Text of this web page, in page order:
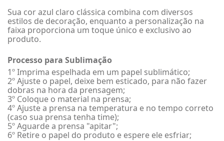
Sua cor azul claro clássica combina com diversos
estilos de decoração, enquanto a personalização na
faixa proporciona um toque único e exclusivo ao
produto.
Processo para Sublimação
1º Imprima espelhada em um papel sublimático;
2º Ajuste o papel, deixe bem esticado, para não fazer
dobras na hora da prensagem;
3º Coloque o material na prensa;
4º Ajuste a prensa na temperatura e no tempo correto
(caso sua prensa tenha time);
5º Aguarde a prensa "apitar";
6º Retire o papel do produto e espere ele esfriar;